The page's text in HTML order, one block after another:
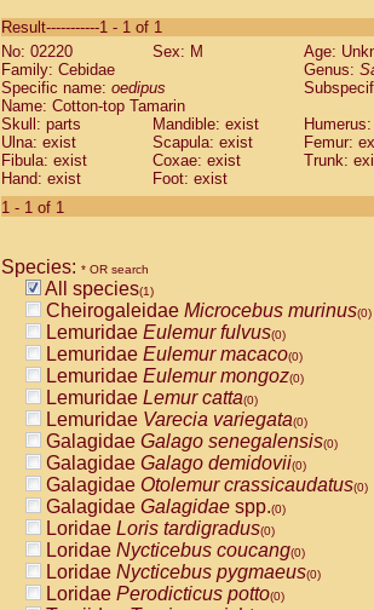
CebidaeSaguinus labiatus(0)
Cebidae Saguinus leucopus (0)
Cebidae
CebidaeSaguinus mystax
Cebidae Saguinus nigricollis (0)
Cebidae Saguinus oedipus
Cebidae Saguinus weddelli
Cebidae Saguinusspp.
Cebidae
CebidaeCebus capucinus
CebidaeCebus nigrivittatus
CebidaeCebus spp.(0)
CebidaeSaimiri boliviensis(0)
CebidaeSaimiri sciureus(0)
AtelidaeAlouatta caraya(0)
AtelidaeAlouatta fusca(0)
AtelidaeAlouatta seniculus(0)
AtelidaeAlouattaspp.(0)
AtelidaeAteles belzebuth(0)
AtelidaeAteles geoffroyi(0)
AtelidaeAteles paniscus(0)
AtelidaeAtelesspp.(0)
AtelidaeLagothrix lagothricha(0)
AtelidaeLagothrix lagothricha cana
PitheciidaeCacajao calvus
Result-----------1 - 1 of 1
No: 02220
Sex: M
Age:
Family: Cebidae
Genus:
Specific name: oedipus
Name: Cotton-top Tamarin
Skull: parts
Mandible: exist
Ulna: exist
Scapula: exist
Femur:
Fibula: exist
Coxae: exist
Trunk:
Hand: exist
Foot: exist
1 - 1 of 1
Species: * OR search
All species(1)
Cheirogaleidae Microcebus murinus(0)
Lemuridae Eulemur fulvus(0)
Lemuridae Eulemur macaco(0)
Lemuridae Eulemur mongoz(0)
Lemuridae Lemur catta(0)
Lemuridae Varecia variegata(0)
Galagidae Galago senegalensis(0)
Galagidae Galago demidovii(0)
Galagidae Otolemur crassicaudatus(0)
Galagidae Galagidae spp.(0)
Loridae Loris tardigradus(0)
Loridae Nycticebus coucang(0)
Loridae Nycticebus pygmaeus(0)
Loridae Perodicticus potto(0)